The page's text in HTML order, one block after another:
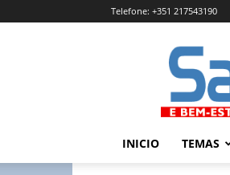
Telefone: +351 217543190
INICIO TEMAS